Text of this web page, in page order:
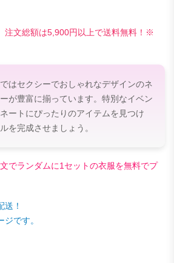
注文総額は5,900円以上で送料無料！※
はセクシーでおしゃれなデザインのネ
が豊富に揃っています。特別なイベン
ートにぴったりのアイテムを見つけ
を完成させましょう。
でランダムに1セットの衣服を無料でプ
送！
です。